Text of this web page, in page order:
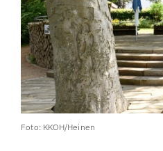
Foto: KKOH/Heinen